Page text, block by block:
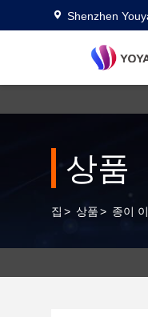
Shenzhen
상품
집 > 상품> 종이